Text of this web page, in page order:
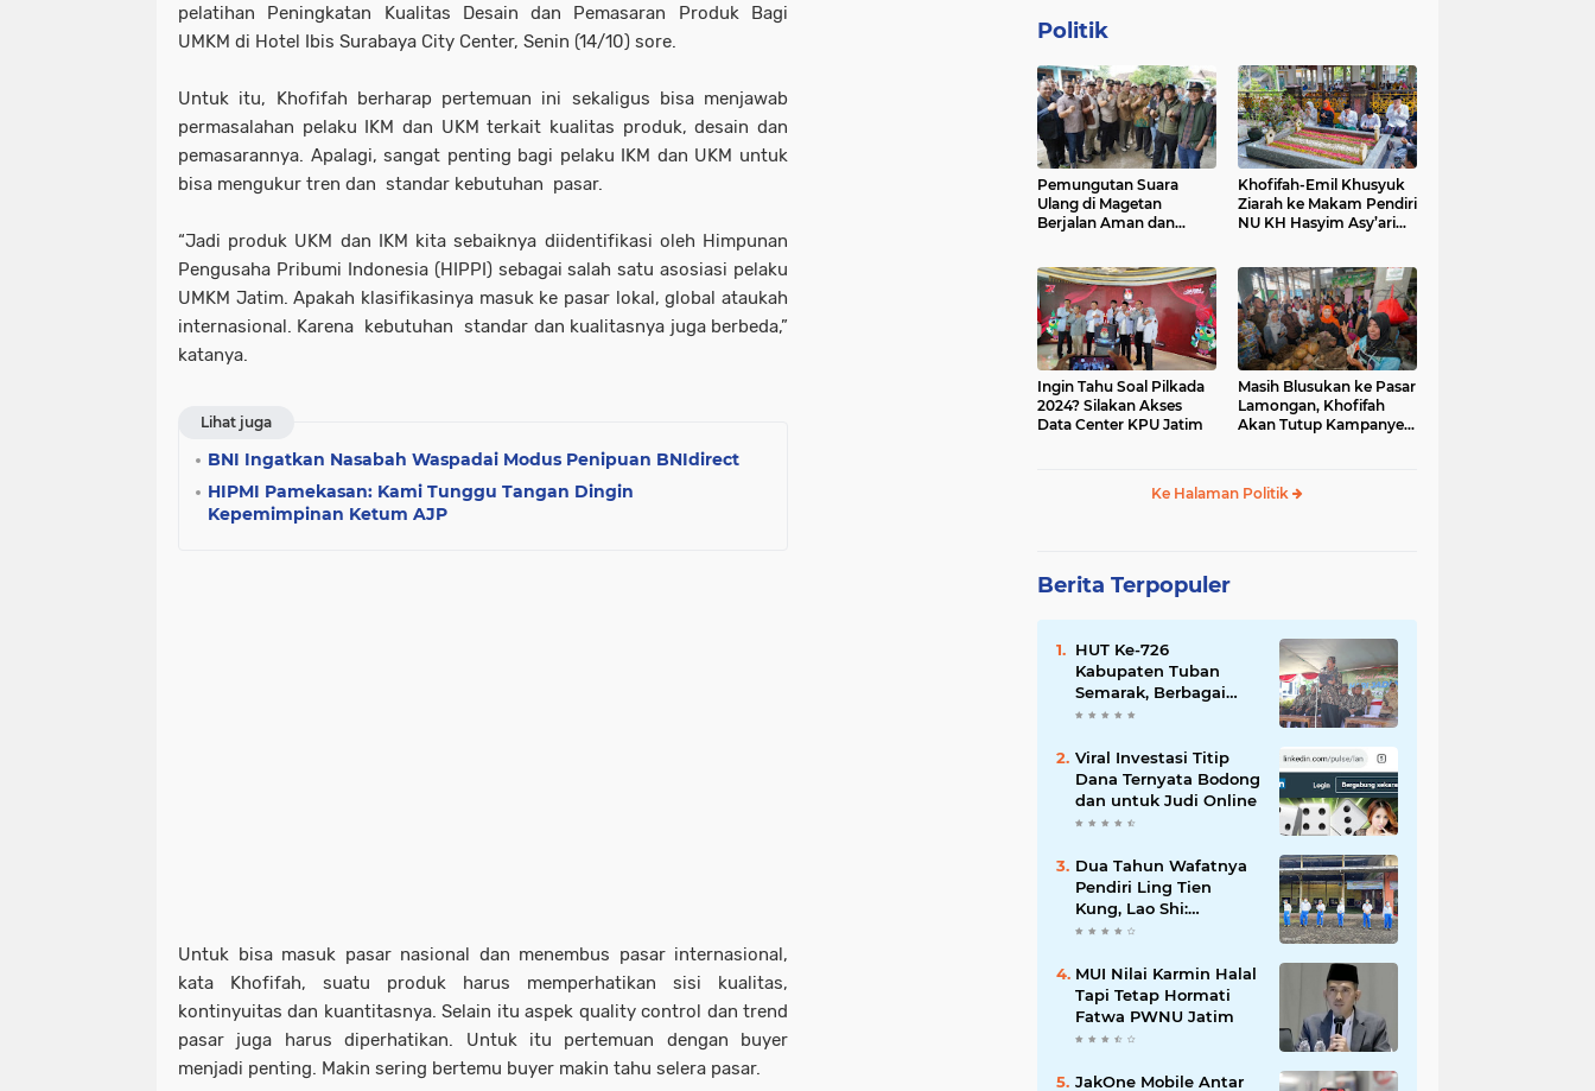
pelatihan Peningkatan Kualitas Desain dan Pemasaran Produk Bagi
UMKM di Hotel Ibis Surabaya City Center, Senin (14/10) sore.
Untuk itu, Khofifah berharap pertemuan ini sekaligus bisa menjawab
permasalahan pelaku IKM dan UKM terkait kualitas produk, desain dan
pemasarannya. Apalagi, sangat penting bagi pelaku IKM dan UKM untuk
bisa mengukur tren dan standar kebutuhan pasar.
“Jadi produk UKM dan IKM kita sebaiknya diidentifikasi oleh Himpunan
Pengusaha Pribumi Indonesia (HIPPI) sebagai salah satu asosiasi pelaku
UMKM Jatim. Apakah klasifikasinya masuk ke pasar lokal, global ataukah
internasional. Karena kebutuhan standar dan kualitasnya juga berbeda,”
katanya.
Lihat juga
BNI Ingatkan Nasabah Waspadai Modus Penipuan BNIdirect
HIPMI Pamekasan: Kami Tunggu Tangan Dingin
Kepemimpinan Ketum AJP
Untuk bisa masuk pasar nasional dan menembus pasar internasional,
kata Khofifah, suatu produk harus memperhatikan sisi kualitas,
kontinyuitas dan kuantitasnya. Selain itu aspek quality control dan trend
pasar juga harus diperhatikan. Untuk itu pertemuan dengan buyer
menjadi penting. Makin sering bertemu buyer makin tahu selera pasar.
Politik
Pemungutan Suara
Ulang di Magetan
Berjalan Aman dan
Khofifah-Emil Khusyuk
Ziarah ke Makam Pendiri
NU KH Hasyim Asy’ari
Ingin Tahu Soal Pilkada
2024? Silakan Akses
Data Center KPU Jatim
Masih Blusukan ke Pasar
Lamongan, Khofifah
Akan Tutup Kampanye
Ke Halaman Politik
Berita Terpopuler
HUT Ke-726
Kabupaten Tuban
Semarak, Berbagai
Prestasinya Pun
Viral Investasi Titip
Dana Ternyata Bodong
dan untuk Judi Online
Dua Tahun Wafatnya
Pendiri Ling Tien
Kung, Lao Shi:
Amanah Harus Kita
MUI Nilai Karmin Halal
Tapi Tetap Hormati
Fatwa PWNU Jatim
JakOne Mobile Antar